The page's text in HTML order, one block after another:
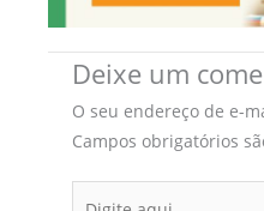
Deixe um
O seu endereço de e-
Campos obrigatórios